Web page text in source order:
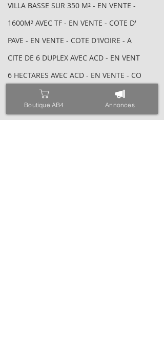
VILLA BASSE SUR 350 M² - EN VENTE -
1600M² AVEC TF - EN VENTE - COTE D'
PAVE - EN VENTE - COTE D'IVOIRE - A
CITE DE 6 DUPLEX AVEC ACD - EN VENT
6 HECTARES AVEC ACD - EN VENTE - CO
400 M² AVEC TF - EN VENTE - COTE D'
4641 M² AVEC ACD - EN VENTE - COTE
Boutique AB4 Annonces